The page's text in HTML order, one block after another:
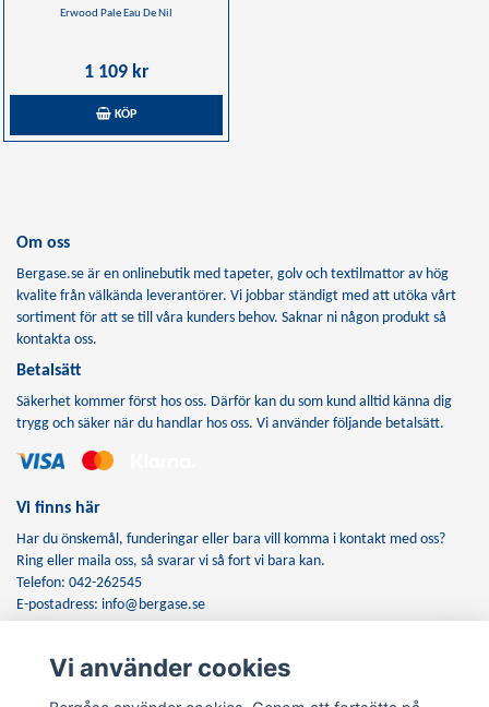
Erwood Pale Eau De Nil
1 109 kr
KÖP
Om oss
Bergase.se är en onlinebutik med tapeter, golv och textilmattor av hög
kvalite från välkända leverantörer. Vi jobbar ständigt med att utöka vårt
sortiment för att se till våra kunders behov. Saknar ni någon produkt så
kontakta oss.
Betalsätt
Säkerhet kommer först hos oss. Därför kan du som kund alltid känna dig
trygg och säker när du handlar hos oss. Vi använder följande betalsätt.
Vi finns här
Har du önskemål, funderingar eller bara vill komma i kontakt med oss?
Ring eller maila oss, så svarar vi så fort vi bara kan.
Telefon: 042-262545
E-postadress: info@bergase.se
Anmäl dig till vårt nyhetsbrev
Vi använder cookies